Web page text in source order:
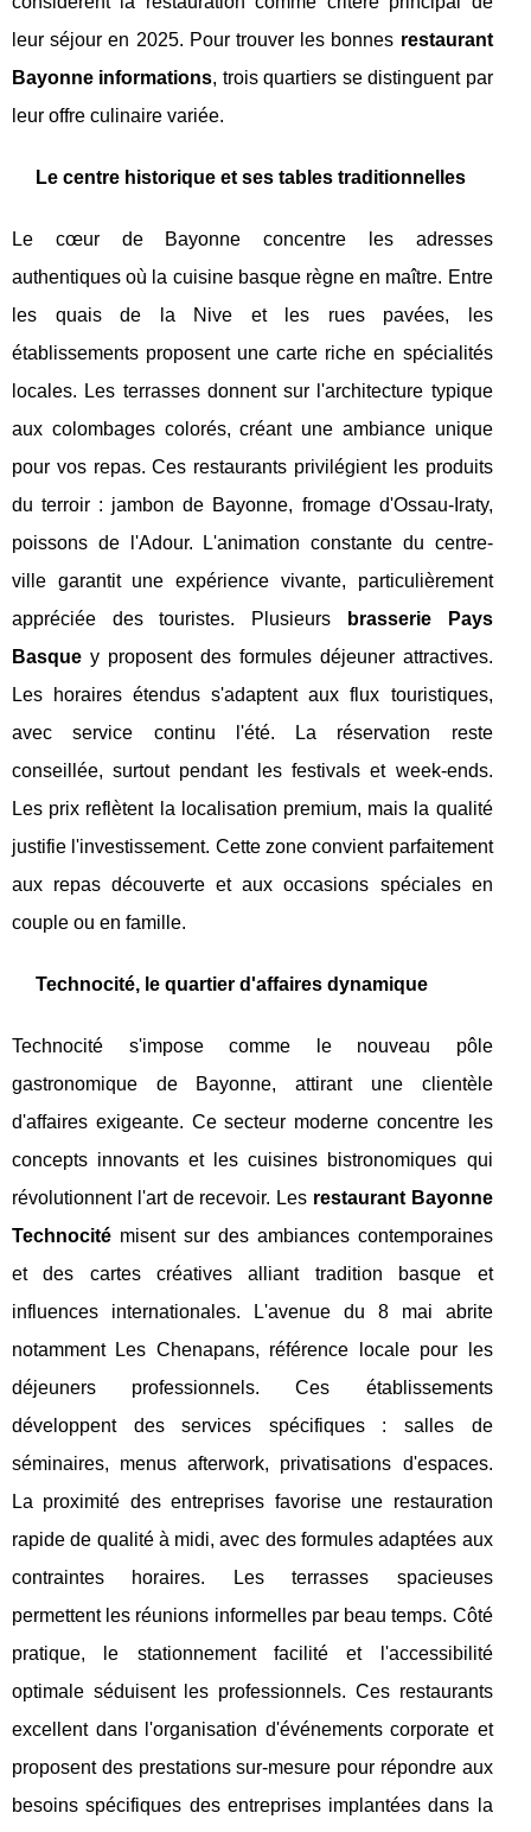
leur séjour en 2025. Pour trouver les bonnes restaurant
Bayonne informations, trois quartiers se distinguent par
leur offre culinaire variée.
Le centre historique et ses tables traditionnelles
Le cœur de Bayonne concentre les adresses
authentiques où la cuisine basque règne en maître. Entre
les quais de la Nive et les rues pavées, les
établissements proposent une carte riche en spécialités
locales. Les terrasses donnent sur l'architecture typique
aux colombages colorés, créant une ambiance unique
pour vos repas. Ces restaurants privilégient les produits
du terroir : jambon de Bayonne, fromage d'Ossau-Iraty,
poissons de l'Adour. L'animation constante du centre-
ville garantit une expérience vivante, particulièrement
appréciée des touristes. Plusieurs
brasserie Pays
Basque y proposent des formules déjeuner attractives.
Les horaires étendus s'adaptent aux flux touristiques,
avec service continu l'été. La réservation reste
conseillée, surtout pendant les festivals et week-ends.
Les prix reflètent la localisation premium, mais la qualité
justifie l'investissement. Cette zone convient parfaitement
aux repas découverte et aux occasions spéciales en
couple ou en famille.
Technocité, le quartier d'affaires dynamique
Technocité s'impose comme le nouveau pôle
gastronomique de Bayonne, attirant une clientèle
d'affaires exigeante. Ce secteur moderne concentre les
concepts innovants et les cuisines bistronomiques qui
révolutionnent l'art de recevoir. Les restaurant Bayonne
Technocité misent sur des ambiances contemporaines
et des cartes créatives alliant tradition basque et
influences internationales. L'avenue du 8 mai abrite
notamment Les Chenapans, référence locale pour les
déjeuners professionnels. Ces établissements
développent des services spécifiques : salles de
séminaires, menus afterwork, privatisations d'espaces.
La proximité des entreprises favorise une restauration
rapide de qualité à midi, avec des formules adaptées aux
contraintes horaires. Les terrasses spacieuses
permettent les réunions informelles par beau temps. Côté
pratique, le stationnement facilité et l'accessibilité
optimale séduisent les professionnels. Ces restaurants
excellent dans l'organisation d'événements corporate et
proposent des prestations sur-mesure pour répondre aux
besoins spécifiques des entreprises implantées dans la